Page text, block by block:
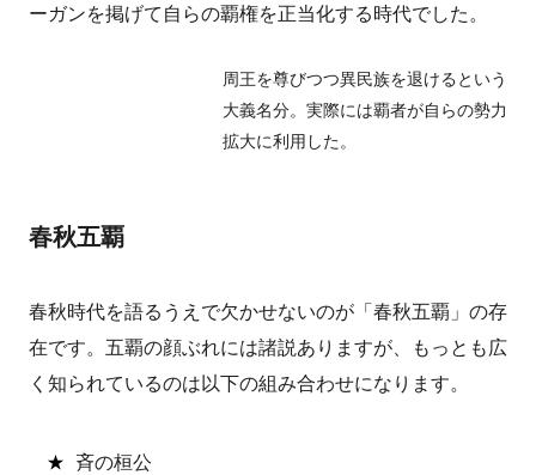
ーガンを掲げて自らの覇権を正当化する時代でした。
周王を尊びつつ異民族を退けるという
大義名分。実際には覇者が自らの勢力
拡大に利用した。
春秋五覇
春秋時代を語るうえで欠かせないのが「春秋五覇」の存
在です。五覇の顔ぶれには諸説ありますが、もっとも広
く知られているのは以下の組み合わせになります。
斉の桓公